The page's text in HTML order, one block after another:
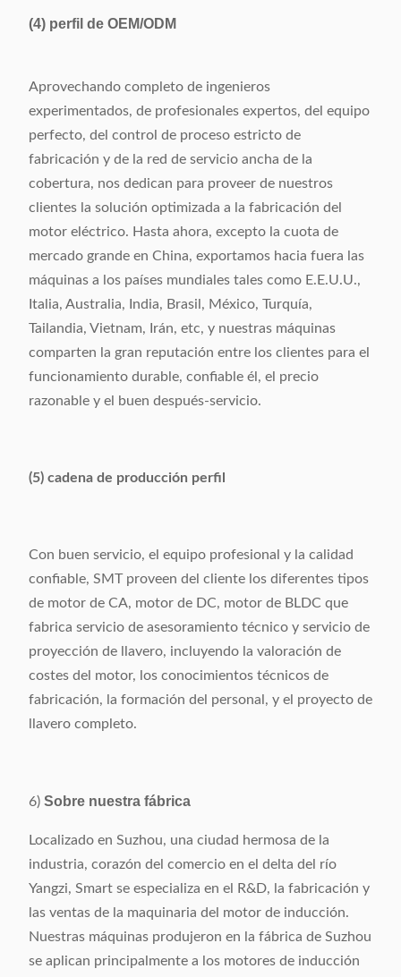
(4) perfil de OEM/ODM
Aprovechando completo de ingenieros
experimentados, de profesionales expertos, del equipo
perfecto, del control de proceso estricto de
fabricación y de la red de servicio ancha de la
cobertura, nos dedican para proveer de nuestros
clientes la solución optimizada a la fabricación del
motor eléctrico. Hasta ahora, excepto la cuota de
mercado grande en China, exportamos hacia fuera las
máquinas a los países mundiales tales como E.E.U.U.,
Italia, Australia, India, Brasil, México, Turquía,
Tailandia, Vietnam, Irán, etc, y nuestras máquinas
comparten la gran reputación entre los clientes para el
funcionamiento durable, confiable él, el precio
razonable y el buen después-servicio.
(5) cadena de producción perfil
Con buen servicio, el equipo profesional y la calidad
confiable, SMT proveen del cliente los diferentes tipos
de motor de CA, motor de DC, motor de BLDC que
fabrica servicio de asesoramiento técnico y servicio de
proyección de llavero, incluyendo la valoración de
costes del motor, los conocimientos técnicos de
fabricación, la formación del personal, y el proyecto de
llavero completo.
6) Sobre nuestra fábrica
Localizado en Suzhou, una ciudad hermosa de la
industria, corazón del comercio en el delta del río
Yangzi, Smart se especializa en el R&D, la fabricación y
las ventas de la maquinaria del motor de inducción.
Nuestras máquinas produjeron en la fábrica de Suzhou
se aplican principalmente a los motores de inducción